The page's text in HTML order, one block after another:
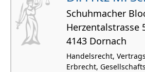
Schuhmacher
Herzentalstrasse
4143 Dornach
Handelsrecht,
Erbrecht,